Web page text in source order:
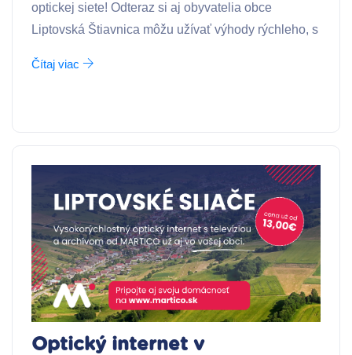
optickej siete! Odteraz si aj obyvatelia obce
Liptovská Štiavnica môžu užívať výhody rýchleho, s
Čítaj viac
Optický internet v